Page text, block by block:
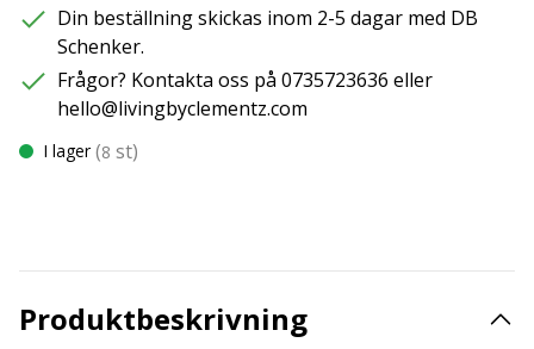
Din beställning skickas inom 2-5 dagar med DB
Schenker.
Frågor? Kontakta oss på 0735723636 eller
hello@livingbyclementz.com
I lager (8 st)
Produktbeskrivning